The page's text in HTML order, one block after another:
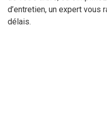
d’entretien, un expert vous
délais.